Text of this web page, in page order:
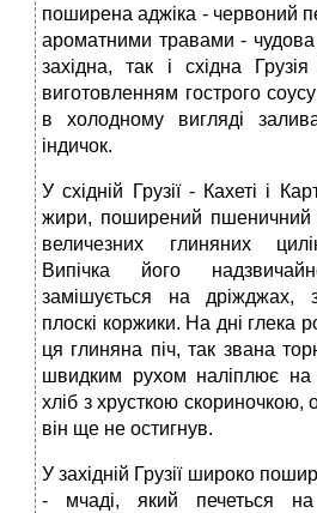
поширена аджіка - червоний
ароматними травами -
західна, так і східна
виготовленням гострого соусу
в холодному вигляді
індичок.
У східній Грузії - Кахеті і
жири, поширений пшеничний
величезних глиняних
Випічка його
замішується на дріжджах,
плоскі коржики. На дні глека
ця глиняна піч, так звана
швидким рухом наліплює на
хліб з хрусткою скориночкою,
він ще не остигнув.
У західній Грузії широко
- мчаді, який печеться на